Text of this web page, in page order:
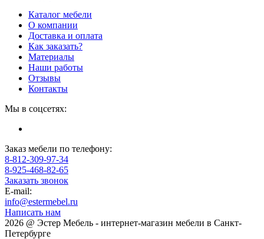
Каталог мебели
О компании
Доставка и оплата
Как заказать?
Материалы
Наши работы
Отзывы
Контакты
Мы в соцсетях:
Заказ мебели по телефону:
8-812-309-97-34
8-925-468-82-65
Заказать звонок
E-mail:
info@estermebel.ru
Написать нам
2026 @ Эстер Мебель - интернет-магазин мебели в Санкт-
Петербурге